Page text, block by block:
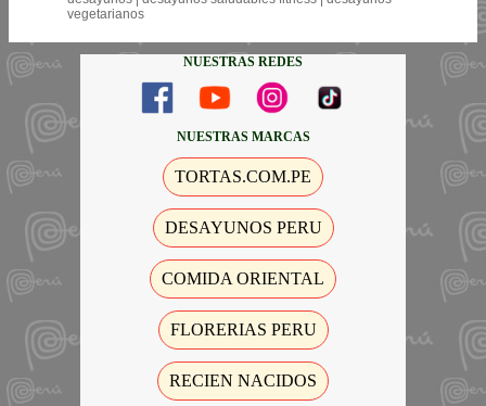
vegetarianos
NUESTRAS REDES
NUESTRAS MARCAS
TORTAS.COM.PE
DESAYUNOS PERU
COMIDA ORIENTAL
FLORERIAS PERU
RECIEN NACIDOS